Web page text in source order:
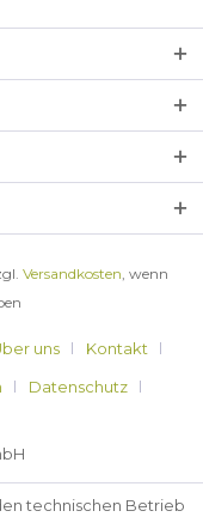
Versandkosten, wenn
uns
Kontakt
Datenschutz
technischen Betrieb